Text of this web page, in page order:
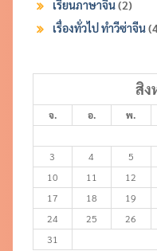
เรียนภาษาจีน(2)
เรื่องทั่วไป ทำวีซ่าจีน
สิง
จ. อ. พ.
3
4 5
10
11 12
17
18 19
24
25 26
31